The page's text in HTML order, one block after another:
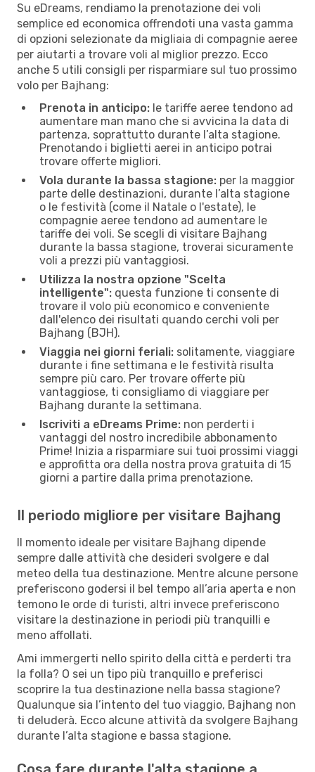
Su eDreams, rendiamo la prenotazione dei voli
semplice ed economica offrendoti una vasta gamma
di opzioni selezionate da migliaia di compagnie aeree
per aiutarti a trovare voli al miglior prezzo. Ecco
anche 5 utili consigli per risparmiare sul tuo prossimo
volo per Bajhang:
Prenota in anticipo: le tariffe aeree tendono ad
aumentare man mano che si avvicina la data di
partenza, soprattutto durante l’alta stagione.
Prenotando i biglietti aerei in anticipo potrai
trovare offerte migliori.
Vola durante la bassa stagione: per la maggior
parte delle destinazioni, durante l’alta stagione
o le festività (come il Natale o l'estate), le
compagnie aeree tendono ad aumentare le
tariffe dei voli. Se scegli di visitare Bajhang
durante la bassa stagione, troverai sicuramente
voli a prezzi più vantaggiosi.
Utilizza la nostra opzione "Scelta
intelligente": questa funzione ti consente di
trovare il volo più economico e conveniente
dall'elenco dei risultati quando cerchi voli per
Bajhang (BJH).
Viaggia nei giorni feriali: solitamente, viaggiare
durante i fine settimana e le festività risulta
sempre più caro. Per trovare offerte più
vantaggiose, ti consigliamo di viaggiare per
Bajhang durante la settimana.
Iscriviti a eDreams Prime: non perderti i
vantaggi del nostro incredibile abbonamento
Prime! Inizia a risparmiare sui tuoi prossimi viaggi
e approfitta ora della nostra prova gratuita di 15
giorni a partire dalla prima prenotazione.
Il periodo migliore per visitare Bajhang
Il momento ideale per visitare Bajhang dipende
sempre dalle attività che desideri svolgere e dal
meteo della tua destinazione. Mentre alcune persone
preferiscono godersi il bel tempo all’aria aperta e non
temono le orde di turisti, altri invece preferiscono
visitare la destinazione in periodi più tranquilli e
meno affollati.
Ami immergerti nello spirito della città e perderti tra
la folla? O sei un tipo più tranquillo e preferisci
scoprire la tua destinazione nella bassa stagione?
Qualunque sia l’intento del tuo viaggio, Bajhang non
ti deluderà. Ecco alcune attività da svolgere Bajhang
durante l’alta stagione e bassa stagione.